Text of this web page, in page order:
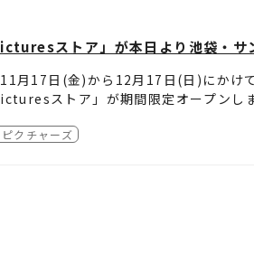
ストア」が本日より池袋・サ
月17日(金)から12月17日(日)にかけ
ストア」が期間限定オープンし
(金)～12月17日(日) 10:00〜21:00
クチャーズ